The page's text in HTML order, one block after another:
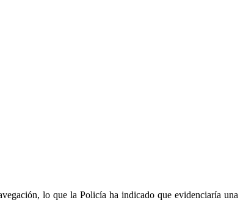
lo que la Policía ha indicado que evidenciaría una